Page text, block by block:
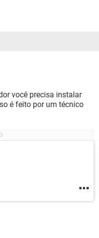
você precisa instalar
é feito por um técnico